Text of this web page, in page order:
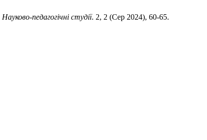
Науково-педагогічні студії. 2, 2 (Сер 2024), 60-65.